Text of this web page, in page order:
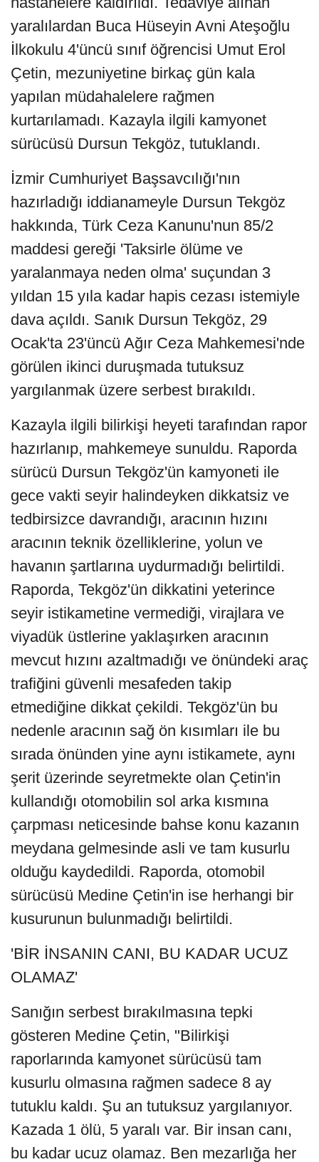
yaralılardan Buca Hüseyin Avni Ateşoğlu
İlkokulu 4'üncü sınıf öğrencisi Umut Erol
Çetin, mezuniyetine birkaç gün kala
yapılan müdahalelere rağmen
kurtarılamadı. Kazayla ilgili kamyonet
sürücüsü Dursun Tekgöz, tutuklandı.
İzmir Cumhuriyet Başsavcılığı'nın
hazırladığı iddianameyle Dursun Tekgöz
hakkında, Türk Ceza Kanunu'nun 85/2
maddesi gereği 'Taksirle ölüme ve
yaralanmaya neden olma' suçundan 3
yıldan 15 yıla kadar hapis cezası istemiyle
dava açıldı. Sanık Dursun Tekgöz, 29
Ocak'ta 23'üncü Ağır Ceza Mahkemesi'nde
görülen ikinci duruşmada tutuksuz
yargılanmak üzere serbest bırakıldı.
Kazayla ilgili bilirkişi heyeti tarafından rapor
hazırlanıp, mahkemeye sunuldu. Raporda
sürücü Dursun Tekgöz'ün kamyoneti ile
gece vakti seyir halindeyken dikkatsiz ve
tedbirsizce davrandığı, aracının hızını
aracının teknik özelliklerine, yolun ve
havanın şartlarına uydurmadığı belirtildi.
Raporda, Tekgöz'ün dikkatini yeterince
seyir istikametine vermediği, virajlara ve
viyadük üstlerine yaklaşırken aracının
mevcut hızını azaltmadığı ve önündeki araç
trafiğini güvenli mesafeden takip
etmediğine dikkat çekildi. Tekgöz'ün bu
nedenle aracının sağ ön kısımları ile bu
sırada önünden yine aynı istikamete, aynı
şerit üzerinde seyretmekte olan Çetin'in
kullandığı otomobilin sol arka kısmına
çarpması neticesinde bahse konu kazanın
meydana gelmesinde asli ve tam kusurlu
olduğu kaydedildi. Raporda, otomobil
sürücüsü Medine Çetin'in ise herhangi bir
kusurunun bulunmadığı belirtildi.
'BİR İNSANIN CANI, BU KADAR UCUZ
OLAMAZ'
Sanığın serbest bırakılmasına tepki
gösteren Medine Çetin, "Bilirkişi
raporlarında kamyonet sürücüsü tam
kusurlu olmasına rağmen sadece 8 ay
tutuklu kaldı. Şu an tutuksuz yargılanıyor.
Kazada 1 ölü, 5 yaralı var. Bir insan canı,
bu kadar ucuz olamaz. Ben mezarlığa her